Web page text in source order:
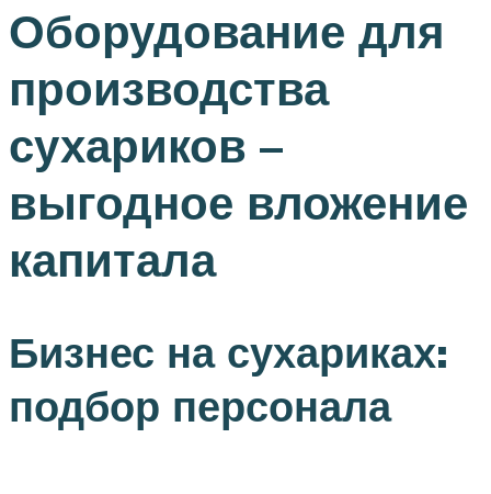
Оборудование для
производства
сухариков –
выгодное вложение
капитала
Бизнес на сухариках:
подбор персонала